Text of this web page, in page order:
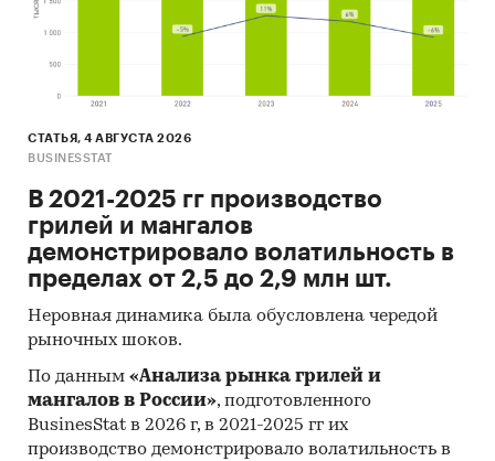
СТАТЬЯ, 4 АВГУСТА 2026
BUSINESSTAT
В 2021-2025 гг производство
грилей и мангалов
демонстрировало волатильность в
пределах от 2,5 до 2,9 млн шт.
Неровная динамика была обусловлена чередой
рыночных шоков.
По данным «Анализа рынка грилей и
мангалов в России», подготовленного
BusinesStat в 2026 г, в 2021-2025 гг их
производство демонстрировало волатильность в